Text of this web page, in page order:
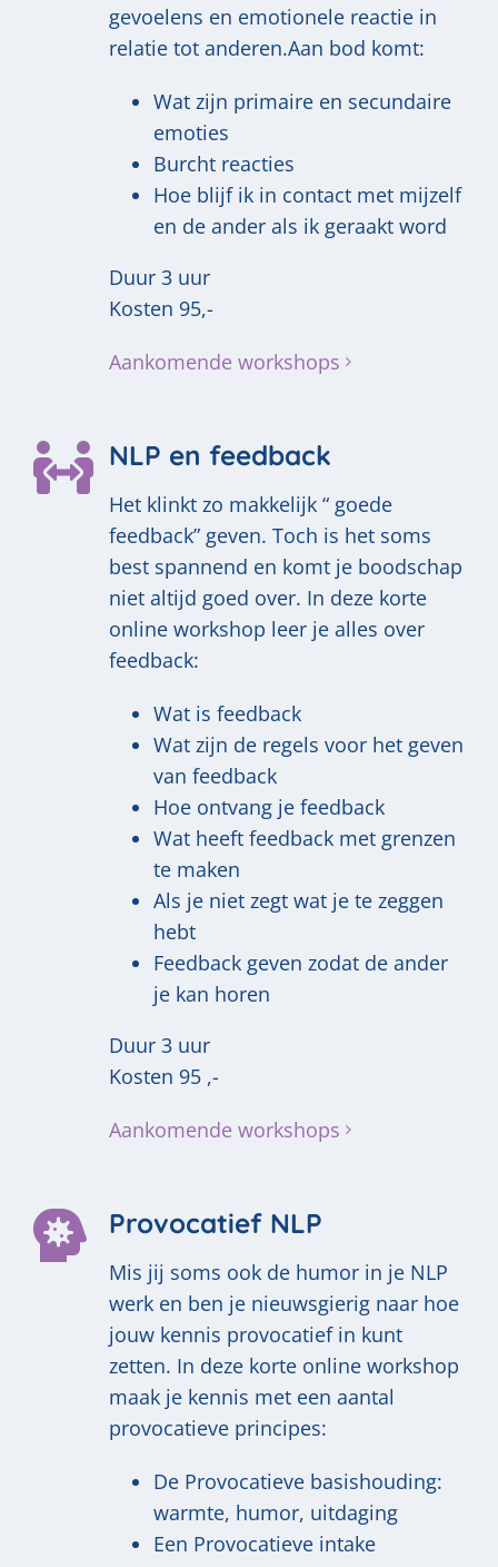
gevoelens en emotionele reactie in
relatie tot anderen.Aan bod komt:
Wat zijn primaire en secundaire
emoties
Burcht reacties
Hoe blijf ik in contact met mijzelf
en de ander als ik geraakt word
Duur 3 uur
Kosten 95,-
Aankomende workshops
NLP en feedback
Het klinkt zo makkelijk “ goede
feedback” geven. Toch is het soms
best spannend en komt je boodschap
niet altijd goed over. In deze korte
online workshop leer je alles over
feedback:
Wat is feedback
Wat zijn de regels voor het geven
van feedback
Hoe ontvang je feedback
Wat heeft feedback met grenzen
te maken
Als je niet zegt wat je te zeggen
hebt
Feedback geven zodat de ander
je kan horen
Duur 3 uur
Kosten 95 ,-
Aankomende workshops
Provocatief NLP
Mis jij soms ook de humor in je NLP
werk en ben je nieuwsgierig naar hoe
jouw kennis provocatief in kunt
zetten. In deze korte online workshop
maak je kennis met een aantal
provocatieve principes:
De Provocatieve basishouding:
warmte, humor, uitdaging
Een Provocatieve intake